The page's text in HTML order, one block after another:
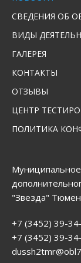
СВЕДЕНИЯ ОБ
ВИДЫ
ГАЛЕРЕЯ
КОНТАКТЫ
ОТЗЫВЫ
ЦЕНТР
ПОЛИТИКА
"Звезда"
+7 (3452) 39-
+7 (3452) 39-